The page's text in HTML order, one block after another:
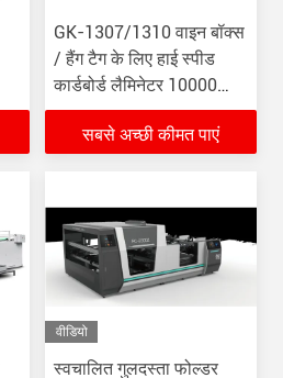
GK-1307/1310 वाइन बॉक्स
/ हैंग टैग के लिए हाई स्पीड
कार्डबोर्ड लैमिनेटर 10000
पीसी / एच
सबसे अच्छी कीमत पाएं
वीडियो
स्वचालित गुलदस्ता फोल्डर